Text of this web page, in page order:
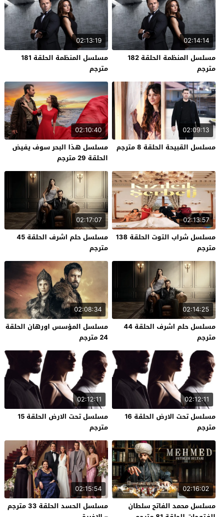
02:14:14
مسلسل المنظمة الحلقة 182
مترجم
02:13:19
مسلسل المنظمة الحلقة 181
مترجم
02:09:13
مسلسل القبيحة الحلقة 8 مترجم
02:10:40
مسلسل هذا البحر سوف يفيض
الحلقة 29 مترجم
02:13:57
مسلسل شراب التوت الحلقة 138
مترجم
02:17:07
مسلسل حلم اشرف الحلقة 45
مترجم
02:14:25
مسلسل حلم اشرف الحلقة 44
مترجم
02:08:34
مسلسل المؤسس اورهان الحلقة
24 مترجم
02:12:11
مسلسل تحت الارض الحلقة 16
مترجم
02:12:11
مسلسل تحت الارض الحلقة 15
مترجم
02:16:02
مسلسل محمد الفاتح سلطان
02:15:54
مسلسل الحسد الحلقة 33 مترجم